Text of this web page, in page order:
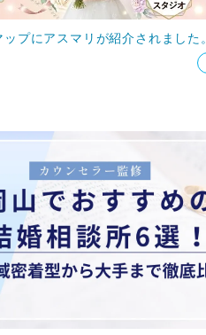
プにアスマリが紹介されました。